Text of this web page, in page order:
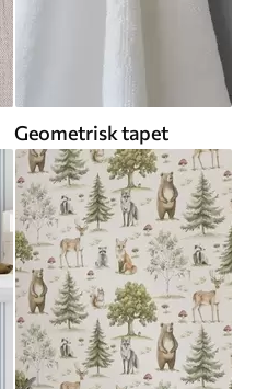
Geometrisk tapet